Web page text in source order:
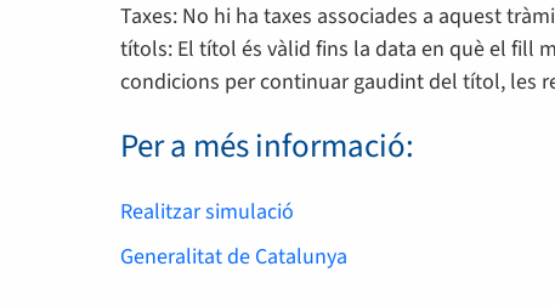
Taxes: No hi ha taxes associades a aquest
títols: El títol és vàlid fins la data en què el fill
condicions per continuar gaudint del títol, les
Per a més informació:
Realitzar simulació
Generalitat de Catalunya